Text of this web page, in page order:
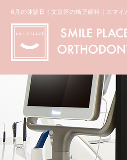
6月の休診日｜文京区の矯正歯科｜スマ